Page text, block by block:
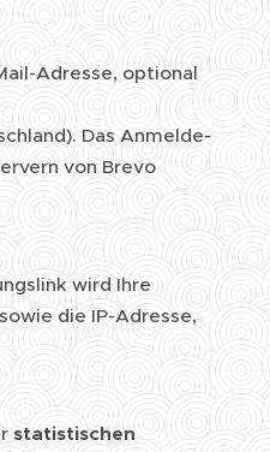
Adresse, optional
Das Anmelde-
von Brevo
wird Ihre
die IP-Adresse,
statistischen